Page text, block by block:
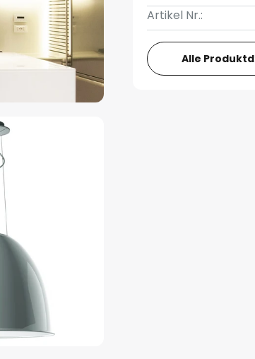
Artikel Nr.:
Alle